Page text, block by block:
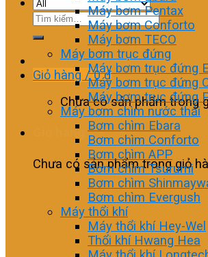
Tìm
Giỏ hàng /0₫
Chưa có sản phẩm trong
Giỏ hàng
Chưa có sản phẩm trong giỏ
Máy bơm Pentax
Máy bơm Conforto
Máy bơm TECO
Máy bơm trục đứng
Máy bơm trục đứng
Máy bơm trục đứng
Máy bơm trục đứng
Máy bơm chìm nước thải
Bơm chìm Ebara
Bơm chìm Conforto
Bơm chìm APP
Bơm chìm Tsurumi
Bơm chìm
Bơm chìm Evergush
Máy thổi khí
Máy thổi khí Hey-Wel
Thổi khí Hwang Hea